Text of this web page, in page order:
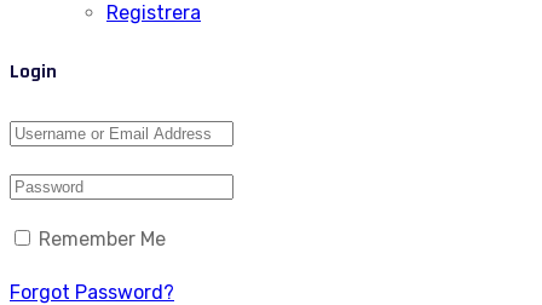
Registrera
Login
Remember Me
Forgot Password?